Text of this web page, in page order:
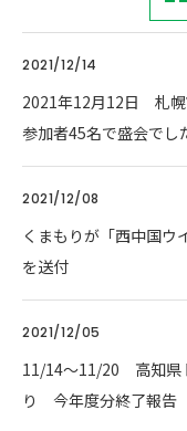
2021/12/14
2021年12月12日 札
参加者45名で盛会でし
2021/12/08
くまもりが「西中国ウ
を送付
2021/12/05
11/14～11/20 高知県
り 今年度分終了報告